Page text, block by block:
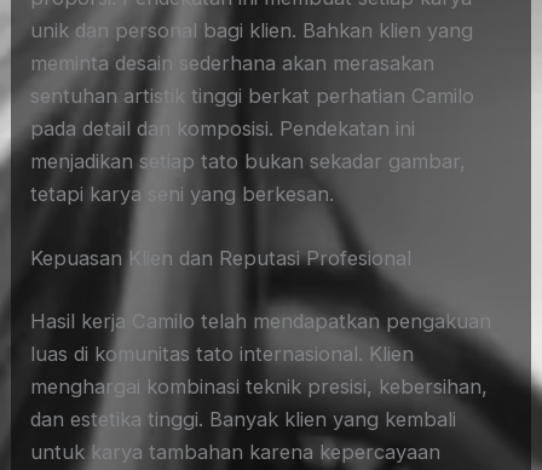
unik dan personal bagi klien. Bahkan klien yang
meminta desain sederhana akan merasakan
sentuhan artistik tinggi berkat perhatian Camilo
pada detail dan komposisi. Pendekatan ini
menjadikan setiap tato bukan sekadar gambar,
tetapi karya seni yang berkesan.
Kepuasan Klien dan Reputasi Profesional
Hasil kerja Camilo telah mendapatkan pengakuan
luas di komunitas tato internasional. Klien
menghargai kombinasi teknik presisi, kebersihan,
dan estetika tinggi. Banyak klien yang kembali
untuk karya tambahan karena kepercayaan